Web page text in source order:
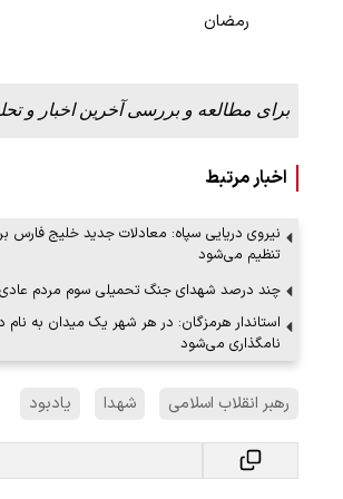
رمضان
برای مطالعه و بررسی آخرین اخبار و
اخبار مرتبط
نیروی دریایی سپاه: معادلات جدید خلیج فارس
تنظیم می‌شود
چند درصد شهدای جنگ تحمیلی سوم مردم
استاندار هرمزگان: در هر شهر یک میدان به
نامگذاری می‌شود
رهبر انقلاب اسلامی شهدا یادبود
"کوماموتو" ژاپن ۹ روز…